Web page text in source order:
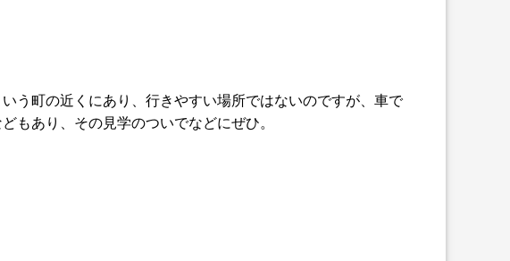
う町の近くにあり、行きやすい場所ではないのですが、車で
もあり、その見学のついでなどにぜひ。